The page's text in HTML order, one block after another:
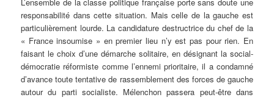
responsabilité dans cette situation. Mais celle de la gauche est
particulièrement lourde. La candidature destructrice du chef de la
« France insoumise » en premier lieu n’y est pas pour rien. En
faisant le choix d’une démarche solitaire, en désignant la social-
démocratie réformiste comme l’ennemi prioritaire, il a condamné
d’avance toute tentative de rassemblement des forces de gauche
autour du parti socialiste. Mélenchon passera peut-être dans